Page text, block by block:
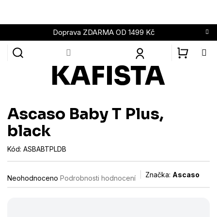
obsah
Doprava ZDARMA OD 1499 Kč
Ascaso Baby T Plus,
black
Kód: ASBABTPLDB
Průměrné
hodnocení
Neohodnoceno Podrobnosti hodnocení Značka: Ascaso